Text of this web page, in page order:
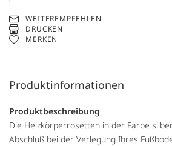
WEITEREMPFEHLEN
DRUCKEN
MERKEN
Produktinformationen
Produktbeschreibung
Die Heizkörperrosetten in der Farbe
Abschluß bei der Verlegung Ihres